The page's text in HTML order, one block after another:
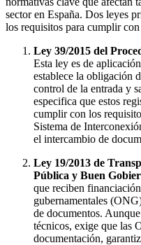
sector en España. Dos leyes
los requisitos para cumplir
Ley 39/2015 del
Esta ley es de
establece la obligación
control de la entrada y
especifica que estos
cumplir con los
Sistema de
el intercambio de
Ley 19/2013 de
Pública y Buen
que reciben
gubernamentales
de documentos.
técnicos, exige que las
documentación,